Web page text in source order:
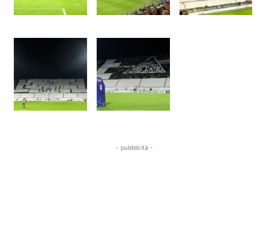
- pubblicità -